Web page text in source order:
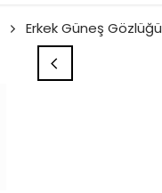
Erkek Güneş Gözlüğü